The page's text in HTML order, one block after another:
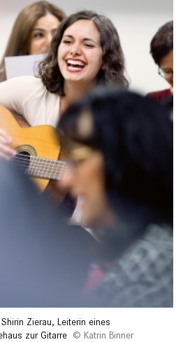
Zierau, Leiterin eines
zur Gitarre
Katrin Binner